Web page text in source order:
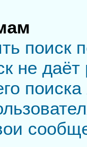
не даёт